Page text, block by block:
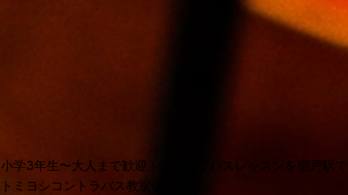
小学3年生〜大人まで歓迎！コントラバスレッスンを宿戸駅で
トミヨシコントラバス教室宿戸駅校